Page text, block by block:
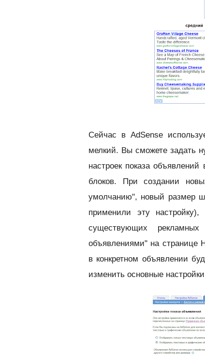
Сейчас в AdSense
мелкий. Вы сможете задать
настроек показа
блоков. При создании
умолчанию", новый размер
применили эту
существующих
объявлениями" на странице
в конкретном объявлении
изменить основные